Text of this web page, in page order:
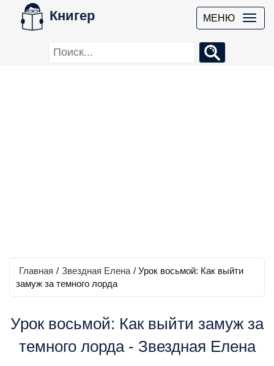
Книгер МЕНЮ
Главная / Звездная Елена / Урок восьмой: Как выйти
замуж за темного лорда
Урок восьмой: Как выйти замуж за
темного лорда - Звездная Елена